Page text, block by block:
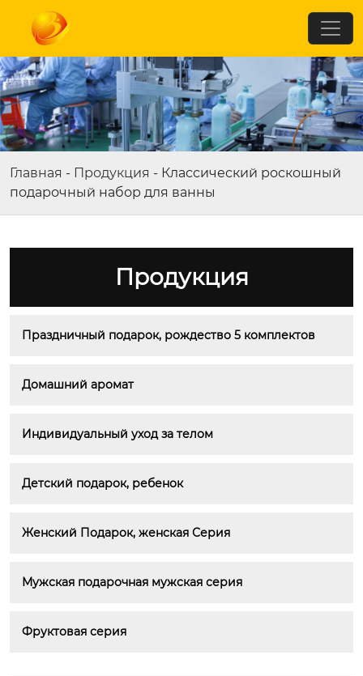
Главная - Продукция - Классический роскошный
подарочный набор для ванны
Продукция
Праздничный подарок, рождество 5 комплектов
Домашний аромат
Индивидуальный уход за телом
Детский подарок, ребенок
Женский Подарок, женская Серия
Мужская подарочная мужская серия
Фруктовая серия